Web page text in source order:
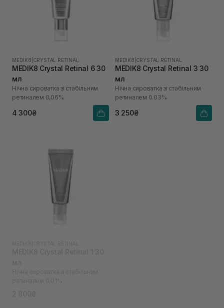
MEDIK8 CRYSTAL RETINAL
MEDIK8 Crystal Retinal 6 30
мл
Нічна сироватка зі стабільним
ретиналем 0,06%
4 300₴
MEDIK8 CRYSTAL RETINAL
MEDIK8 Crystal Retinal 3 30
мл
Нічна сироватка зі стабільним
ретиналем 0.03%
3 250₴